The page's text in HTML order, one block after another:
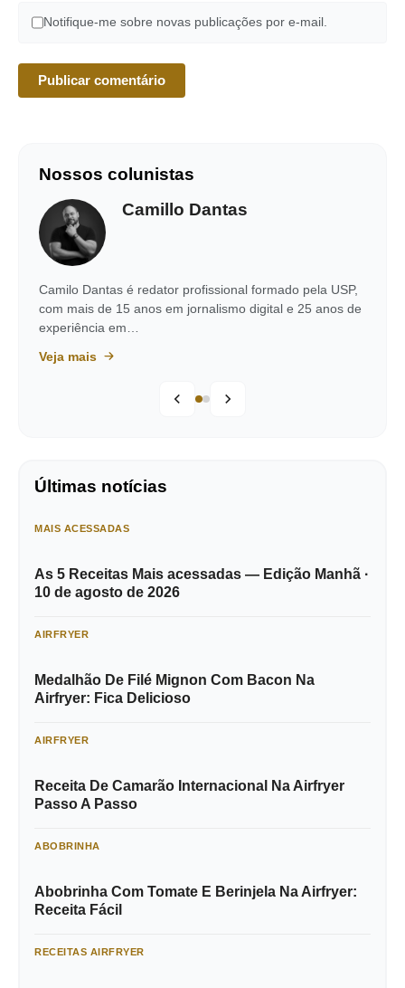
Notifique-me sobre novas publicações por e-mail.
Nossos colunistas
Camillo Dantas
Camilo Dantas é redator profissional formado pela USP,
com mais de 15 anos em jornalismo digital e 25 anos de
experiência em…
Veja mais
Últimas notícias
MAIS ACESSADAS
As 5 Receitas Mais acessadas — Edição Manhã ·
10 de agosto de 2026
AIRFRYER
Medalhão De Filé Mignon Com Bacon Na
Airfryer: Fica Delicioso
AIRFRYER
Receita De Camarão Internacional Na Airfryer
Passo A Passo
ABOBRINHA
Abobrinha Com Tomate E Berinjela Na Airfryer:
Receita Fácil
RECEITAS AIRFRYER